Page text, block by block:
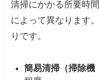
清掃にかかる所要時
によって異なります
りです。
簡易清掃（掃除機